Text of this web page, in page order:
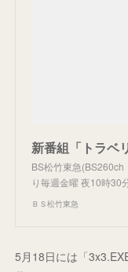
BS松竹東急(BS260ch
り毎週金曜 夜10時30
ＢＳ松竹東急
5月18日には「